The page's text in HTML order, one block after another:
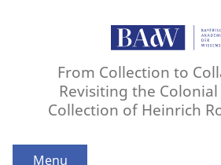
From Collection to
Revisiting the
Collection of Heinrich
Menu